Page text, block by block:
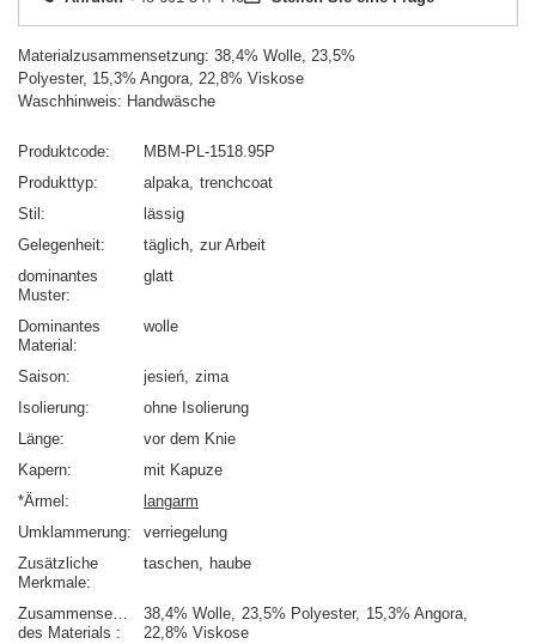
Materialzusammensetzung: 38,4% Wolle, 23,5%
Polyester, 15,3% Angora, 22,8% Viskose
Waschhinweis: Handwäsche
Produktcode
MBM-PL-1518.95P
Produkttyp
alpaka trenchcoat
Stil
lässig
Gelegenheit
täglich zur Arbeit
dominantes
Muster
glatt
Dominantes
Material
wolle
Saison jesień zima
Isolierung
ohne Isolierung
Länge
vor dem Knie
Kapern
mit Kapuze
*Ärmel
langarm
Umklammerung
verriegelung
Zusätzliche
Merkmale
taschen haube
Zusammensetzung
des Materials
38,4% Wolle 23,5% Polyester
15,3% Angora
22,8% Viskose